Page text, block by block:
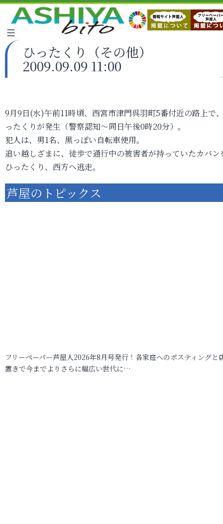
ひったくり（その他）
2009.09.09 11:00
9月9日(水)午前11時頃、西宮市津門呉羽町5番付近の路上で
ったくりが発生（警察認知～同日午後0時20分）。
犯人は、男1名、黒っぽい自転車使用。
追い越しざまに、徒歩で通行中の被害者が持っていたカバン
ひったくり、西方へ逃走。
芦屋のトピックス
フリーペーパー芦屋人2026年8月号発行！各家庭へのポスティングと
置きで今までよりさらに幅広い世代に…